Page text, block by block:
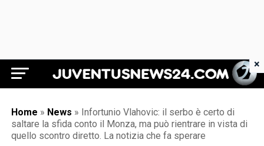
Juventus News 24
Home » News » Infortunio Vlahovic: il serbo è certo di
saltare la sfida conto il Monza, ma può rientrare in vista di
quello scontro diretto. La notizia che fa sperare
×